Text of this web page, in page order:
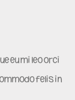
eu mi leo orci
felis in